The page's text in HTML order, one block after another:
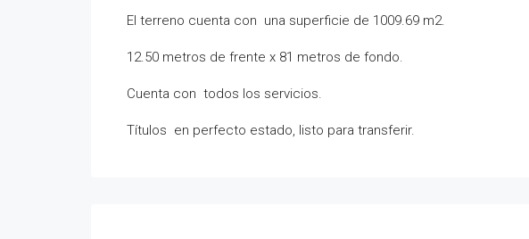
El terreno cuenta con una superficie de 1009.69 m2.
12.50 metros de frente x 81 metros de fondo.
Cuenta con todos los servicios.
Títulos en perfecto estado, listo para transferir.